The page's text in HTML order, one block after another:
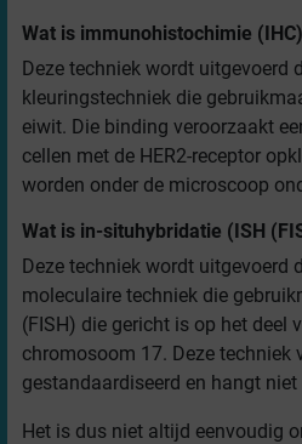
Wat is immunohistochimie
Deze techniek wordt uitgevoerd
kleuringstechniek die
eiwit. Die binding veroorzaakt
cellen met de HER2-receptor
worden onder de microscoop
Wat is in-situhybridatie (ISH
Deze techniek wordt uitgevoerd
moleculaire techniek die
(FISH) die gericht is op het deel
chromosoom 17. Deze techniek
gestandaardiseerd en hangt
Het is dus niet altijd eenvoudig